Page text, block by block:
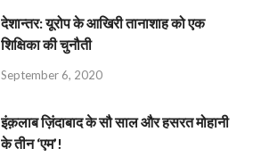
देशान्‍तर: यूरोप के आखिरी तानाशाह को एक
शिक्षिका की चुनौती
September 6, 2020
इंक़लाब ज़िंदाबाद के सौ साल और हसरत मोहानी
के तीन ‘एम’!